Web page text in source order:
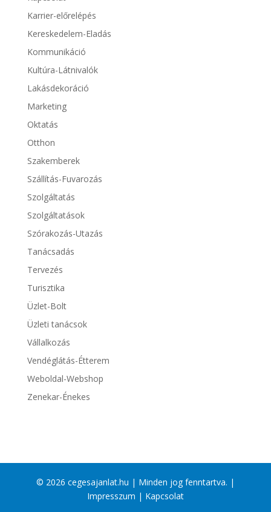
Karrier-előrelépés
Kereskedelem-Eladás
Kommunikáció
Kultúra-Látnivalók
Lakásdekoráció
Marketing
Oktatás
Otthon
Szakemberek
Szállítás-Fuvarozás
Szolgáltatás
Szolgáltatások
Szórakozás-Utazás
Tanácsadás
Tervezés
Turisztika
Üzlet-Bolt
Üzleti tanácsok
Vállalkozás
Vendéglátás-Étterem
Weboldal-Webshop
Zenekar-Énekes
© 2026 cegesajanlat.hu | Minden jog fenntartva. |
Impresszum | Kapcsolat